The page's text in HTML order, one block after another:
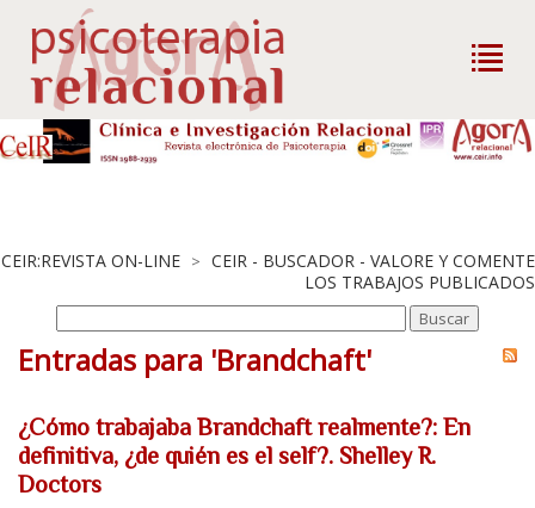
CEIR:REVISTA ON-LINE > CEIR - BUSCADOR - VALORE Y COMENTE
LOS TRABAJOS PUBLICADOS
Entradas para 'Brandchaft'
¿Cómo trabajaba Brandchaft realmente?: En
definitiva, ¿de quién es el self?. Shelley R.
Doctors